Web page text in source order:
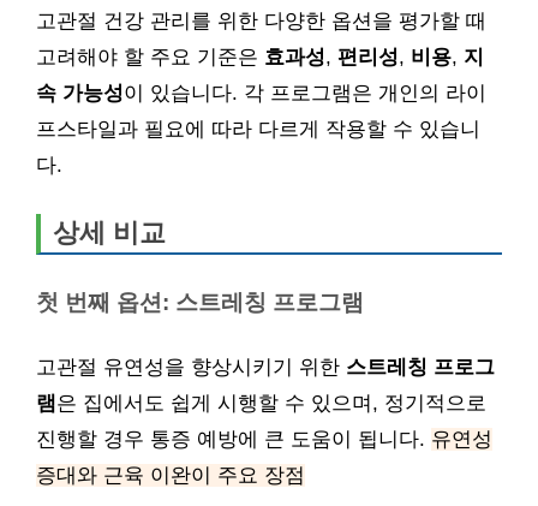
고관절 건강 관리를 위한 다양한 옵션을 평가할 때
고려해야 할 주요 기준은 효과성, 편리성, 비용, 지
속 가능성이 있습니다. 각 프로그램은 개인의 라이
프스타일과 필요에 따라 다르게 작용할 수 있습니
다.
상세 비교
첫 번째 옵션: 스트레칭 프로그램
고관절 유연성을 향상시키기 위한 스트레칭 프로그
램은 집에서도 쉽게 시행할 수 있으며, 정기적으로
진행할 경우 통증 예방에 큰 도움이 됩니다. 유연성
증대와 근육 이완이 주요 장점